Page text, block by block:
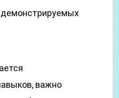
важно